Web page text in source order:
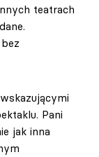
teatrach
Pani
jak inna